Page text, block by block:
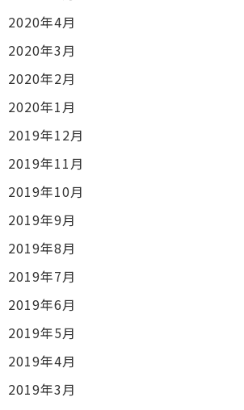
2020年4月
2020年3月
2020年2月
2020年1月
2019年12月
2019年11月
2019年10月
2019年9月
2019年8月
2019年7月
2019年6月
2019年5月
2019年4月
2019年3月